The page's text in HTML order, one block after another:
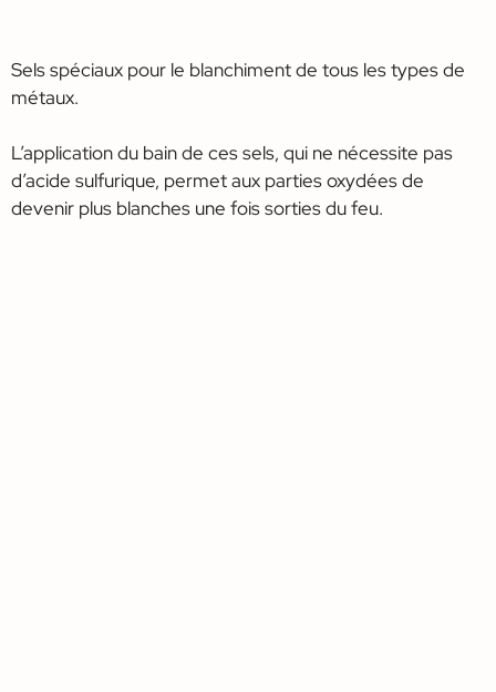
Sels spéciaux pour le blanchiment de tous les types de
métaux.
L’application du bain de ces sels, qui ne nécessite pas
d’acide sulfurique, permet aux parties oxydées de
devenir plus blanches une fois sorties du feu.